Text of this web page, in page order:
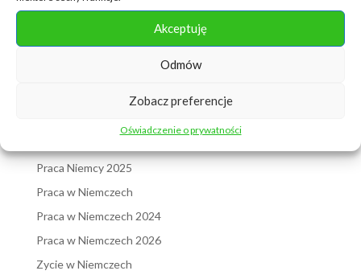
Akceptuję
Odmów
Zobacz preferencje
Oświadczenie o prywatności
Bez kategorii
Praca Niemcy 2025
Praca w Niemczech
Praca w Niemczech 2024
Praca w Niemczech 2026
Zycie w Niemczech